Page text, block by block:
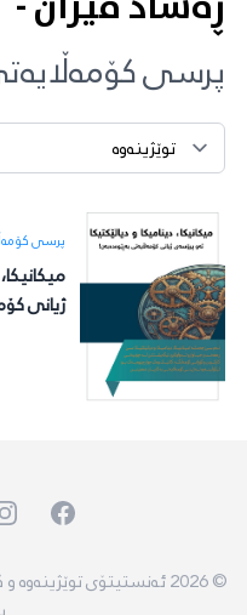
پرسی
تابێک هەڵبژێرە
پرسی
ژیانی
Facebook
© 2026 ئەنستیتۆی